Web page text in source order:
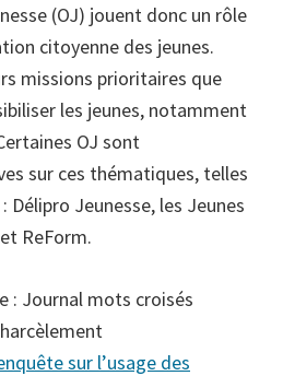
(OJ) jouent donc un rôle
citoyenne des jeunes.
missions prioritaires que
les jeunes, notamment
OJ sont
sur ces thématiques, telles
Délipro Jeunesse, les Jeunes
ReForm.
: Journal mots croisés
sur l’usage des